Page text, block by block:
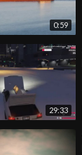
0:59
29:33